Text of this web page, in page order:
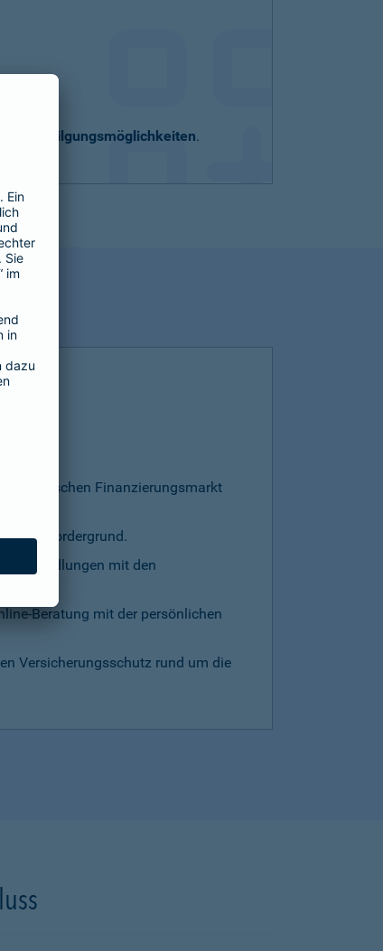
Sondertilgungsmöglichkeiten.
deutschen Finanzierungsmarkt
im Vordergrund.
Verhandlungen mit den
Beratung mit der persönlichen
Versicherungsschutz rund um die